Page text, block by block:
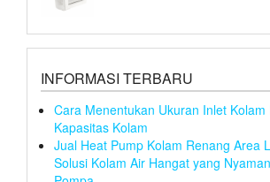
INFORMASI TERBARU
Cara Menentukan Ukuran Inlet
Kapasitas Kolam
Jual Heat Pump Kolam Renang Area
Solusi Kolam Air Hangat yang